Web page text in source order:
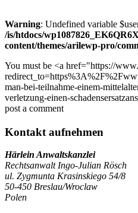
Warning: Undefined variable
/is/htdocs/
content/themes/arilewp-pro/
You must be <a href="https://
man-bei-teilnahme-einem-
verletzung-einen-
post a comment
Kontakt aufnehmen
Härlein Anwaltskanzlei
Rechtsanwalt Ingo-Julian Rösch
ul. Zygmunta Krasinskiego 54/8
50-450 Breslau/Wroclaw
Polen